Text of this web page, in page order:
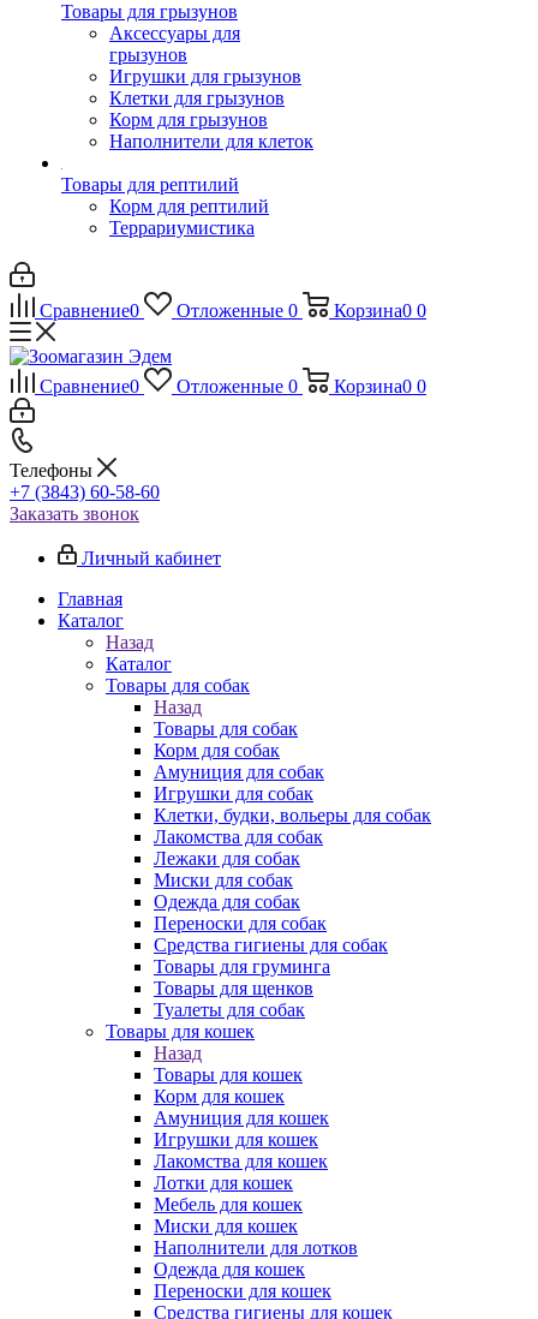
Товары для грызунов
Аксессуары для
грызунов
Игрушки для грызунов
Клетки для грызунов
Корм для грызунов
Наполнители для клеток
Товары для рептилий
Корм для рептилий
Террариумистика
Сравнение0 Отложенные 0 Корзина0 0
Сравнение0 Отложенные 0 Корзина0 0
Телефоны
+7 (3843) 60-58-60
Заказать звонок
Личный кабинет
Главная
Каталог
Назад
Каталог
Товары для собак
Назад
Товары для собак
Корм для собак
Амуниция для собак
Игрушки для собак
Клетки, будки, вольеры для собак
Лакомства для собак
Лежаки для собак
Миски для собак
Одежда для собак
Переноски для собак
Средства гигиены для собак
Товары для груминга
Товары для щенков
Туалеты для собак
Товары для кошек
Назад
Товары для кошек
Корм для кошек
Амуниция для кошек
Игрушки для кошек
Лакомства для кошек
Лотки для кошек
Мебель для кошек
Миски для кошек
Наполнители для лотков
Одежда для кошек
Переноски для кошек
Средства гигиены для кошек